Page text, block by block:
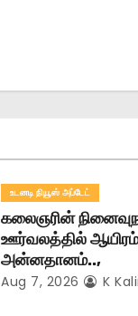
உடனடி நியூஸ் அப்டேட்
கலைஞரின்
ஊர்வலத்தில் ஆயிரம்
அன்னதானம்..,
Aug 7, 2026 K